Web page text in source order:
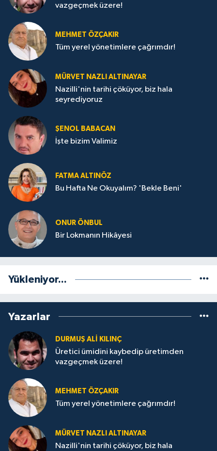
vazgeçmek üzere!
MEHMET ÖZÇAKIR
Tüm yerel yönetimlere çağrımdır!
MÜRVET NAZLI ALTINAYAR
Nazilli'nin tarihi çöküyor, biz hala
seyrediyoruz
ŞENOL BABACAN
İşte bizim Valimiz
FATMA ALTINÖZ
Bu Hafta Ne Okuyalım? 'Bekle Beni'
ONUR ÖNBUL
Bir Lokmanın Hikâyesi
Yükleniyor...
Yazarlar
DURMUŞ ALI KILINÇ
Üretici ümidini kaybedip üretimden
vazgeçmek üzere!
MEHMET ÖZÇAKIR
Tüm yerel yönetimlere çağrımdır!
MÜRVET NAZLI ALTINAYAR
Nazilli'nin tarihi çöküyor, biz hala